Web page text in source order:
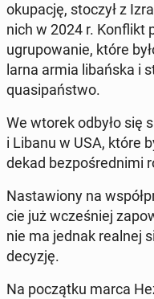
oku­pa­cję, stoczył z
nich w 2024 r. Kon­flikt
ugru­po­wa­nie, które
lar­na armia li­bań­ska i
qu­asi­pań­stwo.
We wtorek odbyło się
i Libanu w USA, które
dekad bez­po­śred­ni­mi
Na­sta­wio­ny na
cie już wcze­śniej
nie ma jednak realnej
decyzję.
Na po­cząt­ku marca